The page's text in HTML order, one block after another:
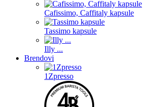
Cafissimo, Caffitaly kapsule
Tassimo kapsule
Illy ...
Brendovi
1Zpresso